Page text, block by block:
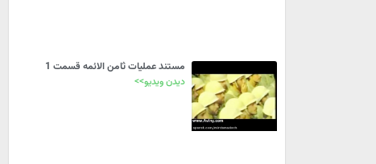
مستند عملیات ثامن الائمه قسمت 1
دیدن ویدیو>>